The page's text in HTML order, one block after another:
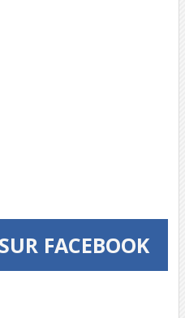
FACEBOOK